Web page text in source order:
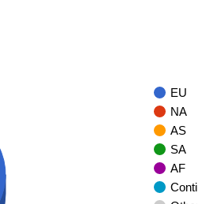
EU
NA
AS
SA
AF